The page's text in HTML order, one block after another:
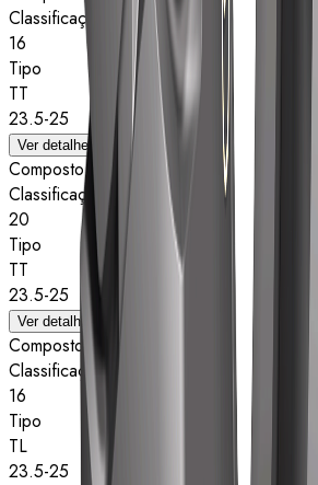
Classificação de estrelas
16
Tipo
TT
23.5-25
Ver detalhes
Composto
Classificação de estrelas
20
Tipo
TT
23.5-25
Ver detalhes
Composto
Classificação de estrelas
16
Tipo
TL
23.5-25